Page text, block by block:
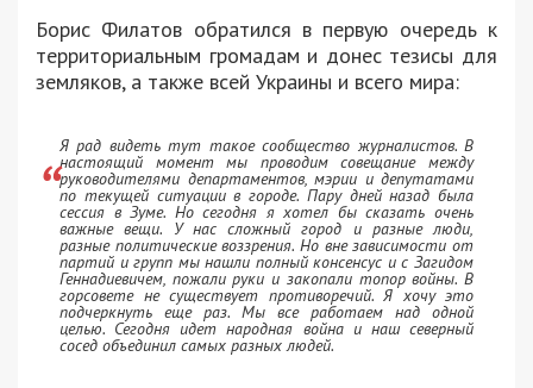
Борис Филатов обратился в первую очередь к
территориальным громадам и донес тезисы для
земляков, а также всей Украины и всего мира:
Я рад видеть тут такое сообщество журналистов. В
настоящий момент мы проводим совещание между
руководителями департаментов, мэрии и депутатами
по текущей ситуации в городе. Пару дней назад была
сессия в Зуме. Но сегодня я хотел бы сказать очень
важные вещи. У нас сложный город и разные люди,
разные политические воззрения. Но вне зависимости от
партий и групп мы нашли полный консенсус и с Загидом
Геннадиевичем, пожали руки и закопали топор войны. В
горсовете не существует противоречий. Я хочу это
подчеркнуть еще раз. Мы все работаем над одной
целью. Сегодня идет народная война и наш северный
сосед объединил самых разных людей.